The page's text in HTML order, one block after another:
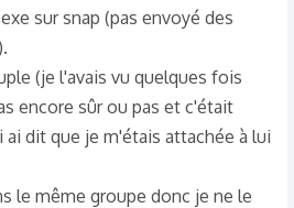
sur snap (pas envoyé des
(je l'avais vu quelques fois
encore sûr ou pas et c'était
ai dit que je m'étais attachée à lui
le même groupe donc je ne le